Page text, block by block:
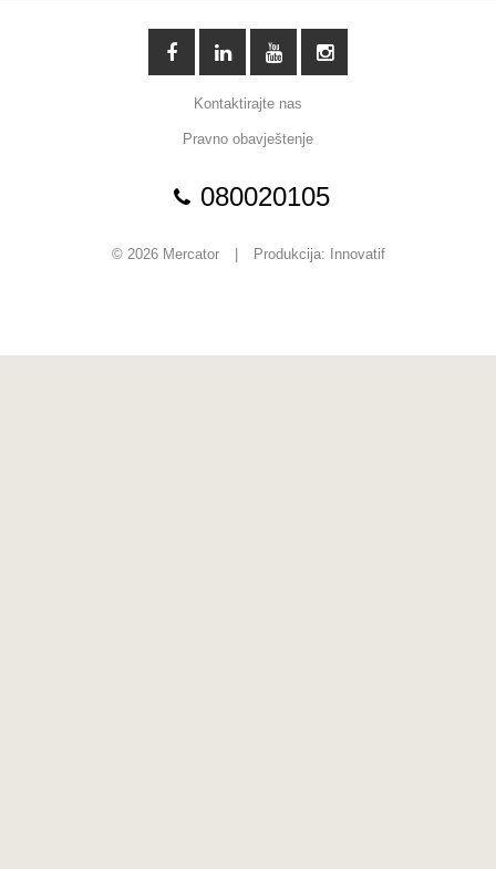
Kontaktirajte nas
Pravno obavještenje
080020105
© 2026 Mercator Produkcija: Innovatif